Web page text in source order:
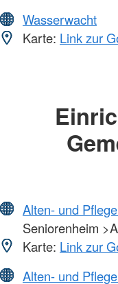
Wasserwacht
Karte: Link zur
Alten- und
Seniorenheim
Karte: Link zur
Alten- und